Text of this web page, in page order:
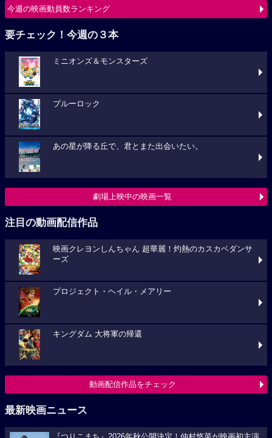
今週の映画動員数ランキング
要チェック！今週の３本
ミニオンズ＆モンスターズ
ブルーロック
あの星が降る丘で、君とまた出会いたい。
劇場上映中の映画一覧
注目の動画配信作品
映画クレヨンしんちゃん 超華麗！灼熱のカスカベダンサ
ーズ
プロジェクト・ヘイル・メアリー
キングダム 大将軍の帰還
動画配信作品をチェック
最新映画ニュース